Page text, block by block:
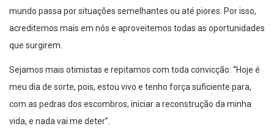
mundo passa por situações semelhantes ou até piores. Por isso,
acreditemos mais em nós e aproveitemos todas as oportunidades
que surgirem.
Sejamos mais otimistas e repitamos com toda convicção: “Hoje é
meu dia de sorte, pois, estou vivo e tenho força suficiente para,
com as pedras dos escombros, iniciar a reconstrução da minha
vida, e nada vai me deter”.